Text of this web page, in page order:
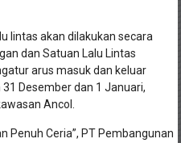
lintas akan dilakukan secara
dan Satuan Lalu Lintas
arus masuk dan keluar
Desember dan 1 Januari,
Ancol.
Penuh Ceria”, PT Pembangunan